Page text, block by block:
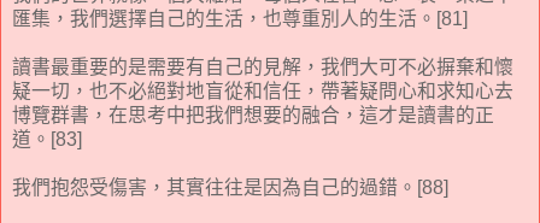
匯集，我們選擇自己的生活，也尊重別人的生活。[81]
讀書最重要的是需要有自己的見解，我們大可不必摒棄和懷
疑一切，也不必絕對地盲從和信任，帶著疑問心和求知心去
博覽群書，在思考中把我們想要的融合，這才是讀書的正
道。[83]
我們抱怨受傷害，其實往往是因為自己的過錯。[88]